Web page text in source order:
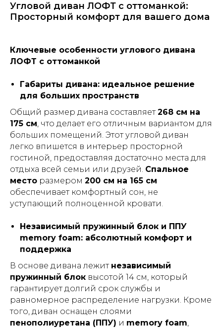
Угловой диван ЛОФТ с оттоманкой:
Просторный комфорт для вашего дома
Ключевые особенности углового дивана
ЛОФТ с оттоманкой
Габариты дивана: идеальное решение
для больших пространств
Общий размер дивана составляет268 см на
175 см, что делает его отличным вариантом для
больших помещений. Этот угловой диван
легко впишется в интерьер просторной
гостиной, предоставляя достаточно места для
отдыха всей семьи или друзей. Спальное
место размером 200 см на 165 см
обеспечивает комфортный сон, не
уступающий полноценной кровати.
Независимый пружинный блок и ППУ
memory foam: абсолютный комфорт и
поддержка
В основе дивана лежит независимый
пружинный блок высотой 14 см, который
гарантирует долгий срок службы и
равномерное распределение нагрузки. Кроме
того, диван оснащен слоями
пенополиуретана (ППУ) и memory foam,